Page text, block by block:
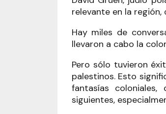
relevante en la región,
Hay miles de
llevaron a cabo la
Pero sólo tuvieron
palestinos. Esto
fantasías
siguientes,